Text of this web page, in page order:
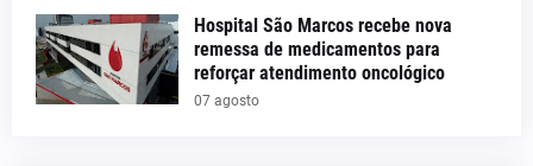
Hospital São Marcos recebe nova
remessa de medicamentos para
reforçar atendimento oncológico
07 agosto